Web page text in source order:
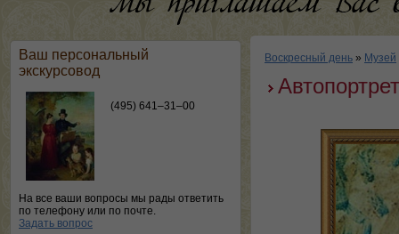
Ваш персональный
экскурсовод
(495) 641–31–00
На все ваши вопросы мы рады ответить
по телефону или по почте.
Задать вопрос
Воскресный день » Музей